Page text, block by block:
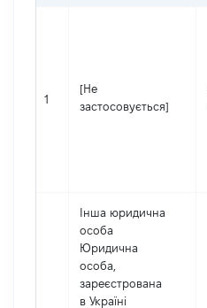
1
[Не
застосовується]
Інша юридична
особа
Юридична
особа,
зареєстрована
в Україні